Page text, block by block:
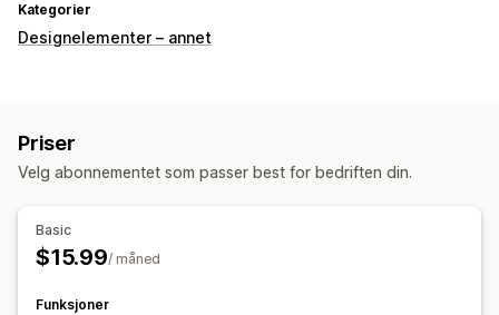
Kategorier
Designelementer – annet
Priser
Velg abonnementet som passer best for bedriften din.
Basic
$15.99/ måned
Funksjoner